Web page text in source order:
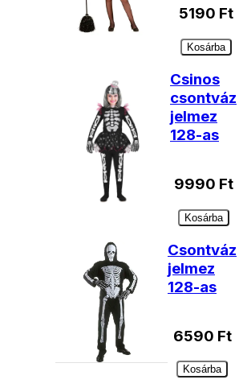
5190 Ft
Kosárba
Csinos
csontváz
jelmez
128-as
9990 Ft
Kosárba
Csontváz
jelmez
128-as
6590 Ft
Kosárba